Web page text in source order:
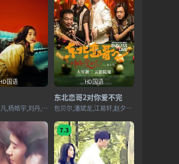
国语
蒋奇明,张艺凡,杨皓宇,刘丹,郭柯宇,黄米依,生港帅,李哲霆,张婉清
HD国语
东北恋哥2对你爱不完
包贝尔,潘斌龙,江易轩,赵夕汐,叶浏,唐人,小奥奥,李屹伦,孙美楠,魏翔,乔杉,韩云云,李会长
7.3